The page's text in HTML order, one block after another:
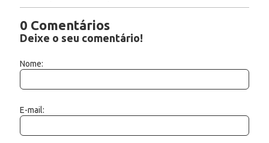
0 Comentários
Deixe o seu comentário!
Nome:
E-mail: